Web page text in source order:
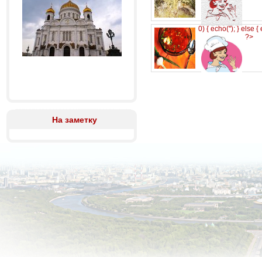
На заметку
0) { echo(''); } else {
?>